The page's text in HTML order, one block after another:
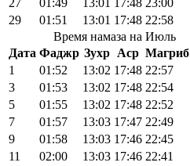
27
01:49 13:01 17:48 23:00
29
01:51 13:01 17:48 22:58
Время намаза на Июль
Дата Фаджр Зухр Аср Магриб
1
01:52 13:02 17:48 22:57
3
01:53 13:02 17:48 22:54
5
01:55 13:02 17:48 22:52
7
01:57 13:03 17:47 22:49
9
01:58 13:03 17:46 22:45
11
02:00 13:03 17:46 22:41